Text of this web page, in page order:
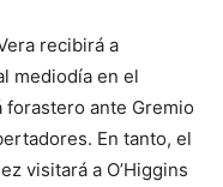
recibirá a
mediodía en el
forastero ante Gremio
En tanto, el
visitará a O’Higgins